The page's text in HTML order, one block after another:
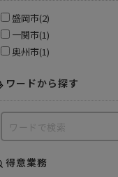
盛岡市(2)
一関市(1)
奥州市(1)
ワードから探す
得意業務